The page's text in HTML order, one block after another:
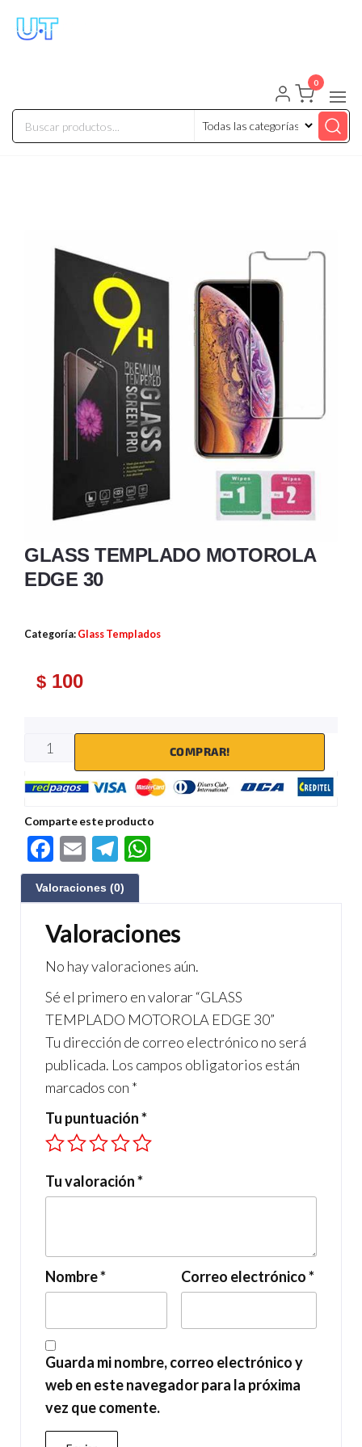
0
GLASS TEMPLADO MOTOROLA
EDGE 30
Categoría: Glass Templados
$ 100
COMPRAR!
Comparte este producto
F
ac
e
b
o
o
k
E
m
ail
Te
le
gr
a
m
s
A
p
p
Valoraciones (0)
Valoraciones
No hay valoraciones aún.
Sé el primero en valorar “GLASS
TEMPLADO MOTOROLA EDGE 30”
Tu dirección de correo electrónico no será
publicada. Los campos obligatorios están
marcados con *
Tu puntuación*
Tu valoración*
Nombre* Correo electrónico*
Guarda mi nombre, correo electrónico y
web en este navegador para la próxima
vez que comente.